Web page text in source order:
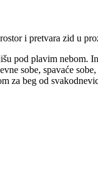
i pretvara zid u
pod plavim nebom.
sobe, spavaće
za beg od